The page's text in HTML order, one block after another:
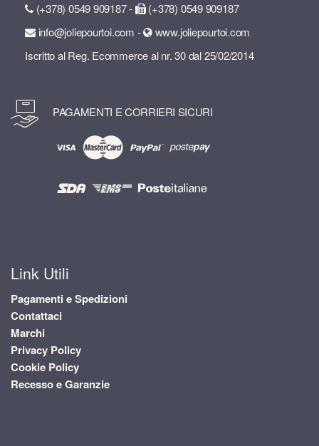
(+378) 0549 909187 -
(+378) 0549 909187
info@joliepourtoi.com -
www.joliepourtoi.com
Iscritto al Reg. Ecommerce al nr. 30 dal 25/02/2014
PAGAMENTI E CORRIERI SICURI
Link Utili
Pagamenti e Spedizioni
Contattaci
Marchi
Privacy Policy
Cookie Policy
Recesso e Garanzie